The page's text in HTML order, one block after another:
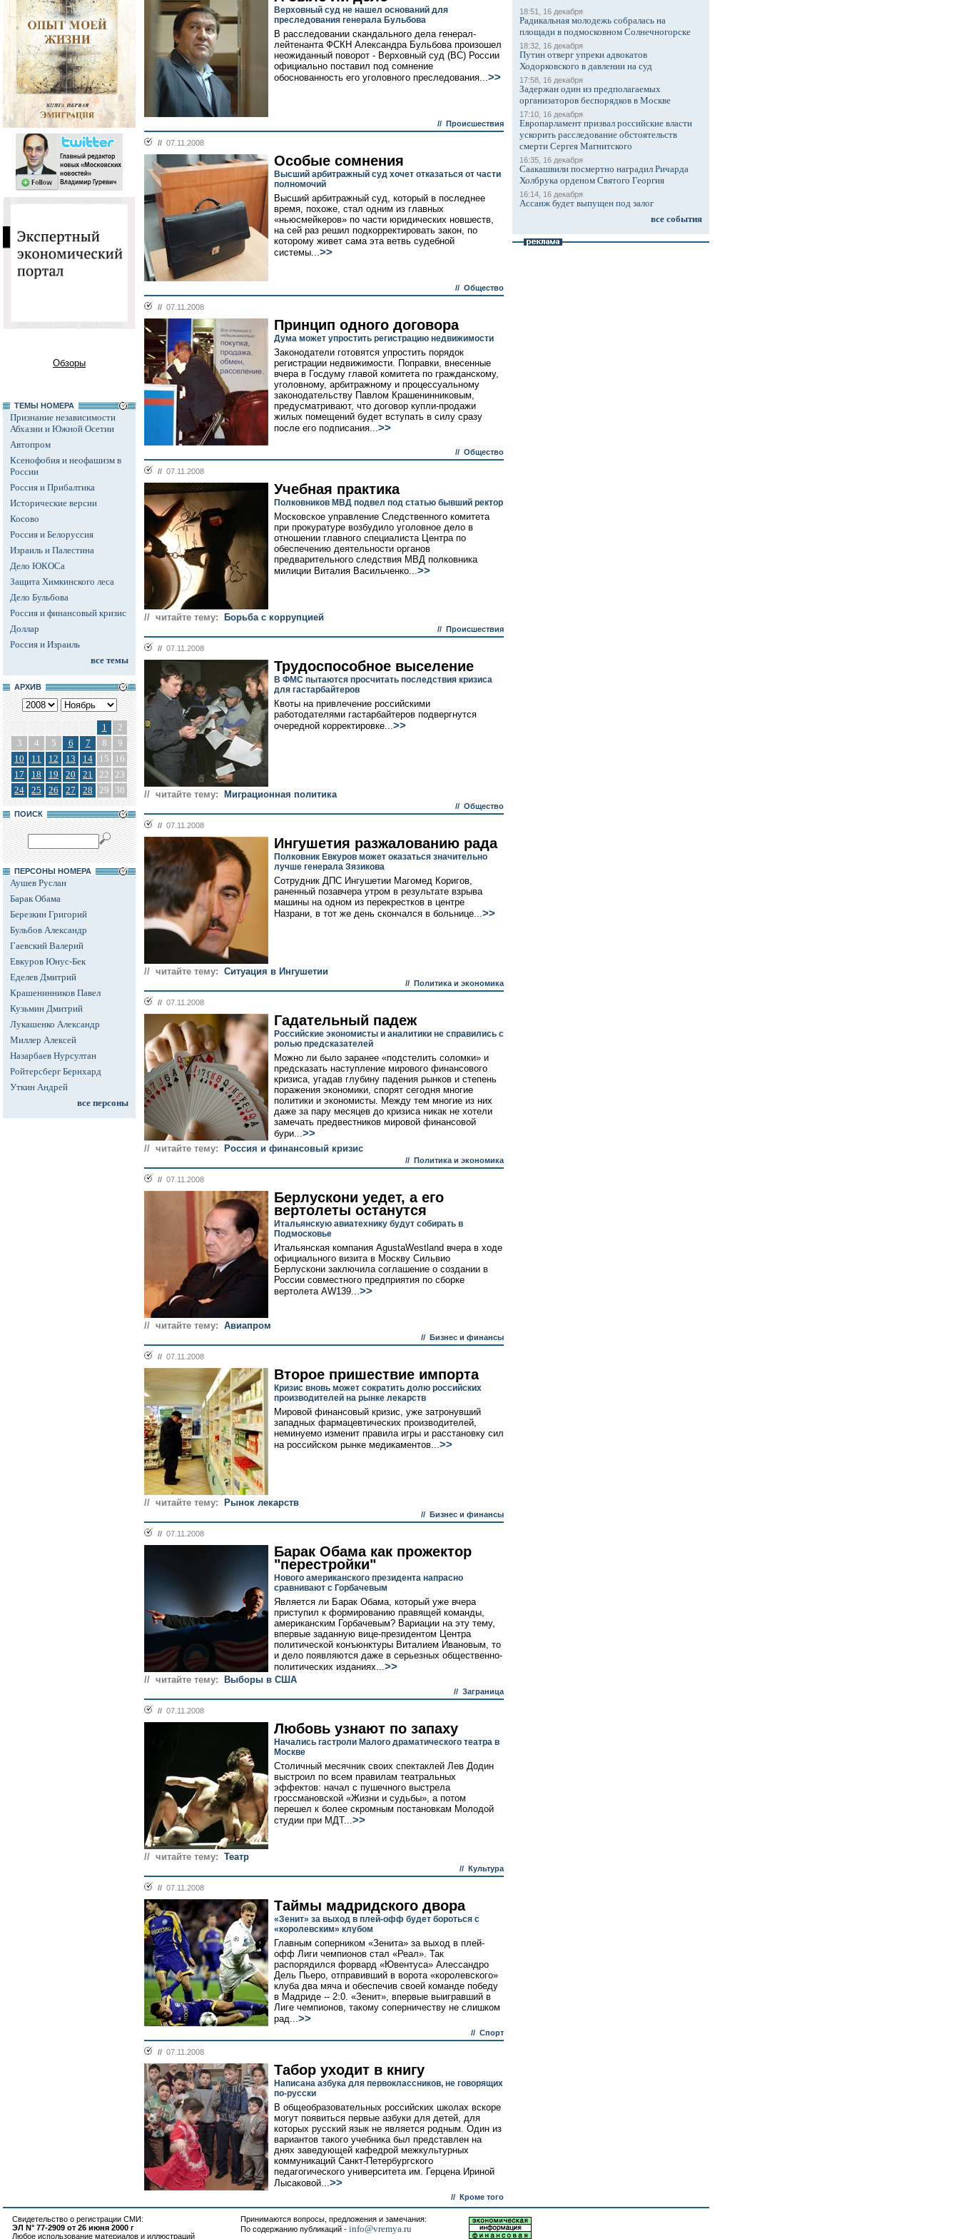
Обзоры
ТЕМЫ НОМЕРА
Признание независимости
Абхазии и Южной Осетии
Автопром
Ксенофобия и неофашизм в
России
Россия и Прибалтика
Исторические версии
Косово
Россия и Белоруссия
Израиль и Палестина
Дело ЮКОСа
Защита Химкинского леса
Дело Бульбова
Россия и финансовый кризис
Доллар
Россия и Израиль
все темы
АРХИВ
1
2
3
4 5 6 7 8
9
10
11 12 13 14 15
16
17
18 19 20 21 22 23
24
25 26 27 28 29 30
ПОИСК
ПЕРСОНЫ НОМЕРА
Аушев Руслан
Барак Обама
Березкин Григорий
Бульбов Александр
Гаевский Валерий
Евкуров Юнус-Бек
Еделев Дмитрий
Крашенинников Павел
Кузьмин Дмитрий
Лукашенко Александр
Миллер Алексей
Назарбаев Нурсултан
Ройтерсберг Бернхард
Уткин Андрей
все персоны
Верховный суд не нашел оснований для
преследования генерала Бульбова
В расследовании скандального дела генерал-
лейтенанта ФСКН Александра Бульбова произошел
неожиданный поворот - Верховный суд (ВС) России
официально поставил под сомнение
обоснованность его уголовного преследования...>>
// Происшествия
// 07.11.2008
Особые сомнения
Высший арбитражный суд хочет отказаться от части
полномочий
Высший арбитражный суд, который в последнее
время, похоже, стал одним из главных
«ньюсмейкеров» по части юридических новшеств,
на сей раз решил подкорректировать закон, по
которому живет сама эта ветвь судебной
системы...>>
// Общество
// 07.11.2008
Принцип одного договора
Дума может упростить регистрацию недвижимости
Законодатели готовятся упростить порядок
регистрации недвижимости. Поправки, внесенные
вчера в Госдуму главой комитета по гражданскому,
уголовному, арбитражному и процессуальному
законодательству Павлом Крашенинниковым,
предусматривают, что договор купли-продажи
жилых помещений будет вступать в силу сразу
после его подписания...>>
// Общество
// 07.11.2008
Учебная практика
Полковников МВД подвел под статью бывший ректор
Московское управление Следственного комитета
при прокуратуре возбудило уголовное дело в
отношении главного специалиста Центра по
обеспечению деятельности органов
предварительного следствия МВД полковника
милиции Виталия Васильченко...>>
// читайте тему: Борьба с коррупцией
// Происшествия
// 07.11.2008
Трудоспособное выселение
В ФМС пытаются просчитать последствия кризиса
для гастарбайтеров
Квоты на привлечение российскими
работодателями гастарбайтеров подвергнутся
очередной корректировке...>>
// читайте тему: Миграционная политика
// Общество
// 07.11.2008
Ингушетия разжалованию рада
Полковник Евкуров может оказаться значительно
лучше генерала Зязикова
Сотрудник ДПС Ингушетии Магомед Коригов,
раненный позавчера утром в результате взрыва
машины на одном из перекрестков в центре
Назрани, в тот же день скончался в больнице...>>
// читайте тему: Ситуация в Ингушетии
// Политика и экономика
// 07.11.2008
Гадательный падеж
Российские экономисты и аналитики не справились с
ролью предсказателей
Можно ли было заранее «подстелить соломки» и
предсказать наступление мирового финансового
кризиса, угадав глубину падения рынков и степень
поражения экономики, спорят сегодня многие
политики и экономисты. Между тем многие из них
даже за пару месяцев до кризиса никак не хотели
замечать предвестников мировой финансовой
бури...>>
// читайте тему: Россия и финансовый кризис
// Политика и экономика
// 07.11.2008
Берлускони уедет, а его
вертолеты останутся
Итальянскую авиатехнику будут собирать в
Подмосковье
Итальянская компания AgustaWestland вчера в ходе
официального визита в Москву Сильвио
Берлускони заключила соглашение о создании в
России совместного предприятия по сборке
вертолета AW139...>>
// читайте тему: Авиапром
// Бизнес и финансы
// 07.11.2008
Второе пришествие импорта
Кризис вновь может сократить долю российских
производителей на рынке лекарств
Мировой финансовый кризис, уже затронувший
западных фармацевтических производителей,
неминуемо изменит правила игры и расстановку сил
на российском рынке медикаментов...>>
// читайте тему: Рынок лекарств
// Бизнес и финансы
// 07.11.2008
Барак Обама как прожектор
"перестройки"
Нового американского президента напрасно
сравнивают с Горбачевым
Является ли Барак Обама, который уже вчера
приступил к формированию правящей команды,
американским Горбачевым? Вариации на эту тему,
впервые заданную вице-президентом Центра
политической конъюнктуры Виталием Ивановым, то
и дело появляются даже в серьезных общественно-
политических изданиях...>>
// читайте тему: Выборы в США
// Заграница
// 07.11.2008
Любовь узнают по запаху
Начались гастроли Малого драматического театра в
Москве
Столичный месячник своих спектаклей Лев Додин
выстроил по всем правилам театральных
эффектов: начал с пушечного выстрела
гроссмановской «Жизни и судьбы», а потом
перешел к более скромным постановкам Молодой
студии при МДТ...>>
// читайте тему: Театр
// Культура
// 07.11.2008
Таймы мадридского двора
«Зенит» за выход в плей-офф будет бороться с
«королевским» клубом
Главным соперником «Зенита» за выход в плей-
офф Лиги чемпионов стал «Реал». Так
распорядился форвард «Ювентуса» Алессандро
Дель Пьеро, отправивший в ворота «королевского»
клуба два мяча и обеспечив своей команде победу
в Мадриде -- 2:0. «Зенит», впервые выигравший в
Лиге чемпионов, такому соперничеству не слишком
рад...>>
// Спорт
// 07.11.2008
Табор уходит в книгу
Написана азбука для первоклассников, не говорящих
по-русски
В общеобразовательных российских школах вскоре
могут появиться первые азбуки для детей, для
которых русский язык не является родным. Один из
вариантов такого учебника был представлен на
днях заведующей кафедрой межкультурных
коммуникаций Санкт-Петербургского
педагогического университета им. Герцена Ириной
Лысаковой...>>
// Кроме того
18:51, 16 декабря
Радикальная молодежь собралась на
площади в подмосковном Солнечногорске
18:32, 16 декабря
Путин отверг упреки адвокатов
Ходорковского в давлении на суд
17:58, 16 декабря
Задержан один из предполагаемых
организаторов беспорядков в Москве
17:10, 16 декабря
Европарламент призвал российские власти
ускорить расследование обстоятельств
смерти Сергея Магнитского
16:35, 16 декабря
Саакашвили посмертно наградил Ричарда
Холбрука орденом Святого Георгия
16:14, 16 декабря
Ассанж будет выпущен под залог
все события
Свидетельство о регистрации СМИ:
ЭЛ N° 77-2909 от 26 июня 2000 г
Любое использование материалов и иллюстраций
Принимаются вопросы, предложения и замечания:
По содержанию публикаций - info@vremya.ru